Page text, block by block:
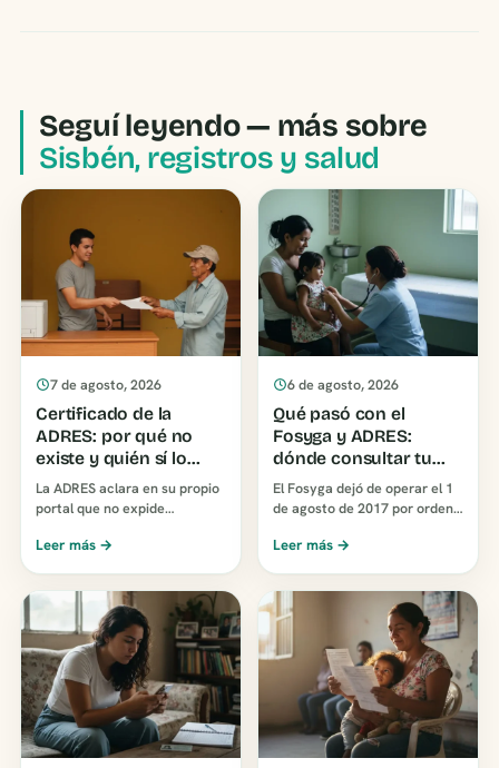
Seguí leyendo — más sobre
Sisbén, registros y salud
7 de agosto, 2026
Certificado de la
ADRES: por qué no
existe y quién sí lo
expide
La ADRES aclara en su propio
portal que no expide
EPS son las responsables de
Leer más →
6 de agosto, 2026
Qué pasó con el
Fosyga y ADRES:
dónde consultar tu
EPS hoy
El Fosyga dejó de operar el 1
de agosto de 2017 por orden
la ADRES asumió sus
Leer más →